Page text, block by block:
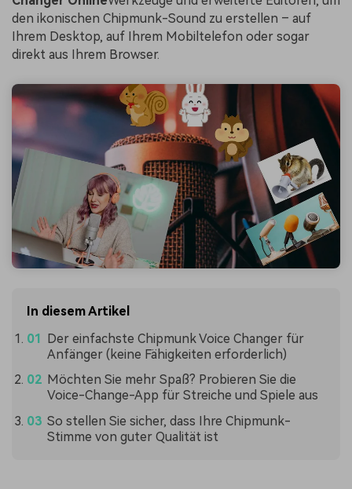
den ikonischen Chipmunk-Sound zu erstellen – auf
Ihrem Desktop, auf Ihrem Mobiltelefon oder sogar
direkt aus Ihrem Browser.
In diesem Artikel
Der einfachste Chipmunk Voice Changer für
Anfänger (keine Fähigkeiten erforderlich)
Möchten Sie mehr Spaß? Probieren Sie die
Voice-Change-App für Streiche und Spiele aus
So stellen Sie sicher, dass Ihre Chipmunk-
Stimme von guter Qualität ist